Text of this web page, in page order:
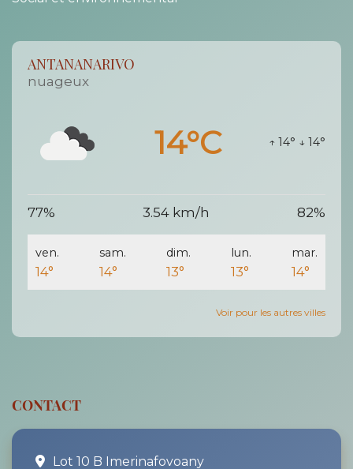
ANTANANARIVO
nuageux
14°C ↑ 14° ↓ 14°
77% 3.54 km/h 82%
ven.
14°
sam.
14°
dim.
13°
lun.
13°
mar.
14°
Voir pour les autres villes
CONTACT
Lot 10 B Imerinafovoany